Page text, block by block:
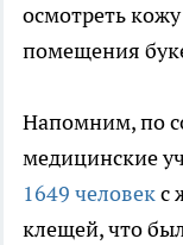
осмотреть
помещения
Напомним, по
медицинские
1649 человекс
клещей, что